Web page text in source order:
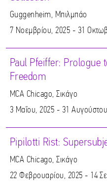
Guggenheim, Μπιλμπάο
7 Νοεμβρίου, 2025 - 31
Paul Pfeiffer: Prologue
Freedom
MCA Chicago, Σικάγο
3 Μαΐου, 2025 - 31
Pipilotti Rist:
MCA Chicago, Σικάγο
22 Φεβρουαρίου, 2025 - 14